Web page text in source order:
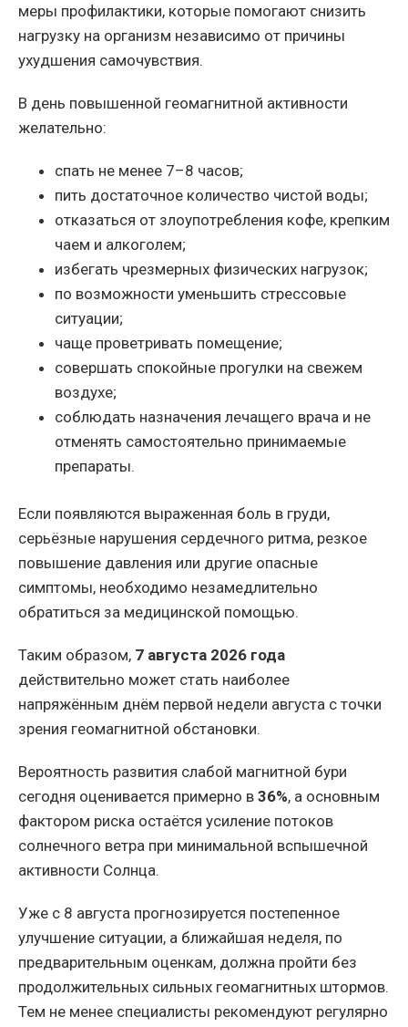
меры профилактики, которые помогают снизить
нагрузку на организм независимо от причины
ухудшения самочувствия.
В день повышенной геомагнитной активности
желательно:
спать не менее 7–8 часов;
пить достаточное количество чистой воды;
отказаться от злоупотребления кофе, крепким
чаем и алкоголем;
избегать чрезмерных физических нагрузок;
по возможности уменьшить стрессовые
ситуации;
чаще проветривать помещение;
совершать спокойные прогулки на свежем
воздухе;
соблюдать назначения лечащего врача и не
отменять самостоятельно принимаемые
препараты.
Если появляются выраженная боль в груди,
серьёзные нарушения сердечного ритма, резкое
повышение давления или другие опасные
симптомы, необходимо незамедлительно
обратиться за медицинской помощью.
Таким образом, 7 августа 2026 года
действительно может стать наиболее
напряжённым днём первой недели августа с точки
зрения геомагнитной обстановки.
Вероятность развития слабой магнитной бури
сегодня оценивается примерно в 36%, а основным
фактором риска остаётся усиление потоков
солнечного ветра при минимальной вспышечной
активности Солнца.
Уже с 8 августа прогнозируется постепенное
улучшение ситуации, а ближайшая неделя, по
предварительным оценкам, должна пройти без
продолжительных сильных геомагнитных штормов.
Тем не менее специалисты рекомендуют регулярно